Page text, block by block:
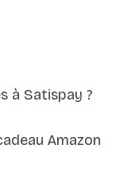
à Satispay ?
Amazon